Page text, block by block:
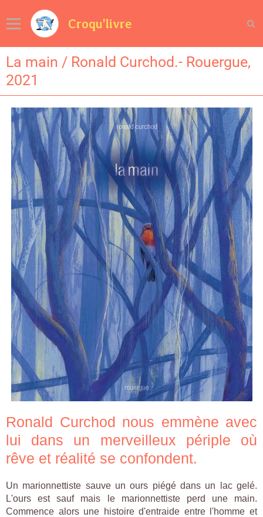
Croqu'livre
La main / Ronald Curchod.- Rouergue,
2021
Ronald Curchod nous emmène avec
lui dans un merveilleux périple où
rêve et réalité se confondent.
Un marionnettiste sauve un ours piégé dans un lac gelé.
L'ours est sauf mais le marionnettiste perd une main.
Commence alors une histoire d'entraide entre l'homme et